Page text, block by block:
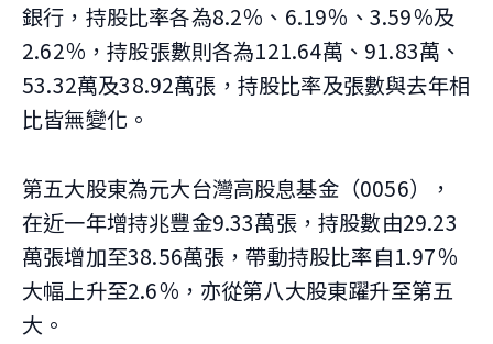
銀行，持股比率各為8.2％、6.19％、3.59％及
2.62％，持股張數則各為121.64萬、91.83萬、
53.32萬及38.92萬張，持股比率及張數與去年相
比皆無變化。
第五大股東為元大台灣高股息基金（0056），
在近一年增持兆豐金9.33萬張，持股數由29.23
萬張增加至38.56萬張，帶動持股比率自1.97％
大幅上升至2.6％，亦從第八大股東躍升至第五
大。